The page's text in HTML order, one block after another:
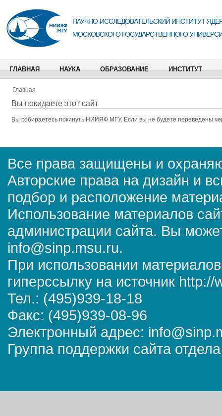
НАУЧНО-ИССЛЕДОВАТЕЛЬСКИЙ ИНСТИТУТ
МОСКОВСКОГО ГОСУДАРСТВЕННОГО
ГЛАВНАЯ НАУКА ОБРАЗОВАНИЕ ИНСТИТУТ
Главная
Вы покидаете этот сайт
Вы собираетесь покинуть НИИЯФ МГУ. Если вы не будете переведены
Все права защищены и
Авторские права на дизайн и
подбор и расположение
Использование материалов
администрации сайта. Вы
info@sinp.msu.ru.
При использовании
гиперссылку на источник
Тел.: (495)939-18-18
Факс: (495)939-08-96
Электронный адрес:
Группа поддержки сайта